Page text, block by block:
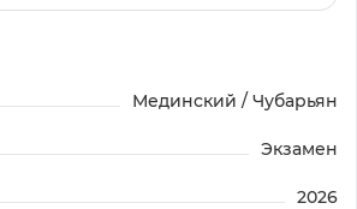
Мединский / Чубарьян
Экзамен
2026